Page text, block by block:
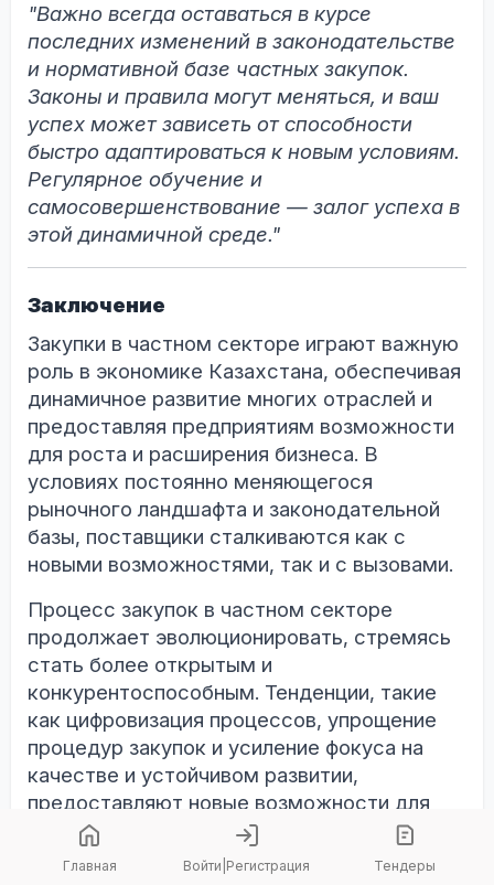
Главная Войти Регистрация Тендеры
"Важно всегда оставаться в курсе
последних изменений в законодательстве
и нормативной базе частных закупок.
Законы и правила могут меняться, и ваш
успех может зависеть от способности
быстро адаптироваться к новым условиям.
Регулярное обучение и
самосовершенствование — залог успеха в
этой динамичной среде."
Заключение
Закупки в частном секторе играют важную
роль в экономике Казахстана, обеспечивая
динамичное развитие многих отраслей и
предоставляя предприятиям возможности
для роста и расширения бизнеса. В
условиях постоянно меняющегося
рыночного ландшафта и законодательной
базы, поставщики сталкиваются как с
новыми возможностями, так и с вызовами.
Процесс закупок в частном секторе
продолжает эволюционировать, стремясь
стать более открытым и
конкурентоспособным. Тенденции, такие
как цифровизация процессов, упрощение
процедур закупок и усиление фокуса на
качестве и устойчивом развитии,
предоставляют новые возможности для
улучшения и оптимизации.
По мере того как частные компании все